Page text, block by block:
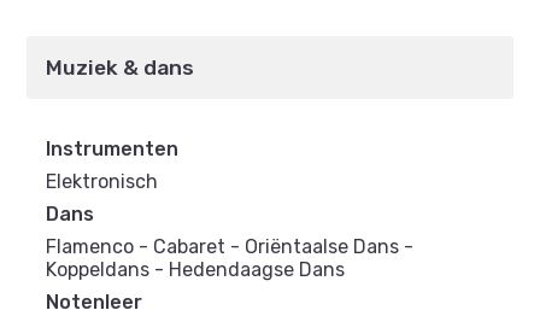
Muziek & dans
Instrumenten
Elektronisch
Dans
Flamenco - Cabaret - Oriëntaalse Dans -
Koppeldans - Hedendaagse Dans
Notenleer